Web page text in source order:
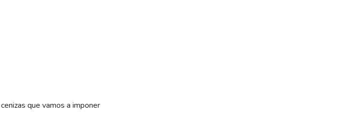
que vamos a imponer